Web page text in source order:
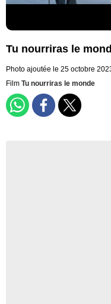
Tu nourriras le
Photo ajoutée le 25 octobre
Film Tu nourriras le monde